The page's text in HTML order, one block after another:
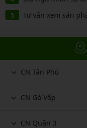
Tư vấn xem sản
CN Tân Phú
CN Gò Vấp
CN Quận 3